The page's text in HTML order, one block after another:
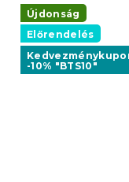
Újdonság
Előrendelés
-10% "BTS10"